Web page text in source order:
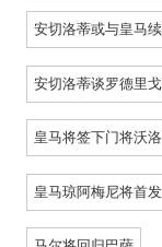
安切洛蒂或与皇马
安切洛蒂谈罗德里
皇马将签下门将沃
皇马琼阿梅尼将首发